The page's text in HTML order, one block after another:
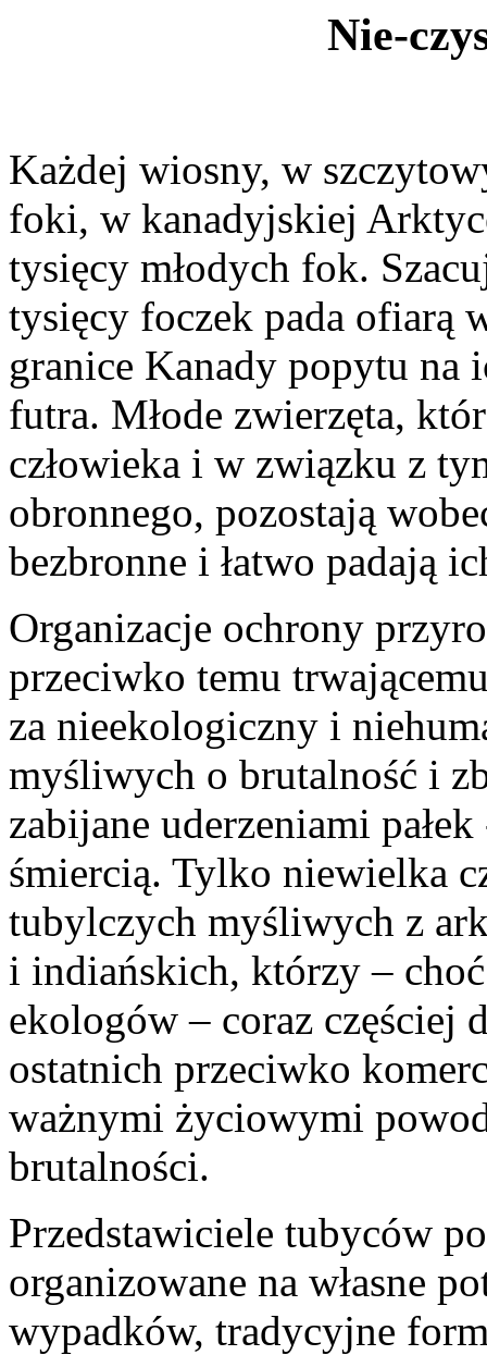
Nie-
Każdej wiosny, w
foki, w kanadyjskiej
tysięcy młodych fok.
tysięcy foczek pada ofiarą
granice Kanady popytu na
futra. Młode zwierzęta,
człowieka i w związku z
obronnego, pozostają
bezbronne i łatwo padają
Organizacje ochrony
przeciwko temu
za nieekologiczny i
myśliwych o brutalność i
zabijane uderzeniami
śmiercią. Tylko niewielka
tubylczych myśliwych z
i indiańskich, którzy –
ekologów – coraz częściej
ostatnich przeciwko
ważnymi życiowymi
brutalności.
Przedstawiciele tubyców
organizowane na własne
wypadków, tradycyjne